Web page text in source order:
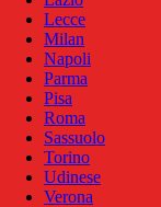
Lecce
Milan
Napoli
Parma
Pisa
Roma
Sassuolo
Torino
Udinese
Verona